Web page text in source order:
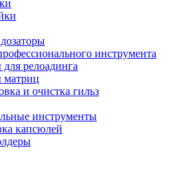
инструмента
релоадинга
и очистка гильз
инструменты
капсюлей